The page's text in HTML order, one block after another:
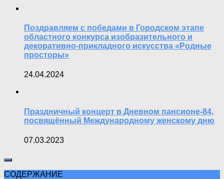
Поздравляем с победами в Городском этапе
областного конкурса изобразительного и
декоративно-прикладного искусства «Родные
просторы»
24.04.2024
Праздничный концерт в Дневном пансионе-84,
посвящённый Международному женскому дню
07.03.2023
СОДЕРЖАНИЕ